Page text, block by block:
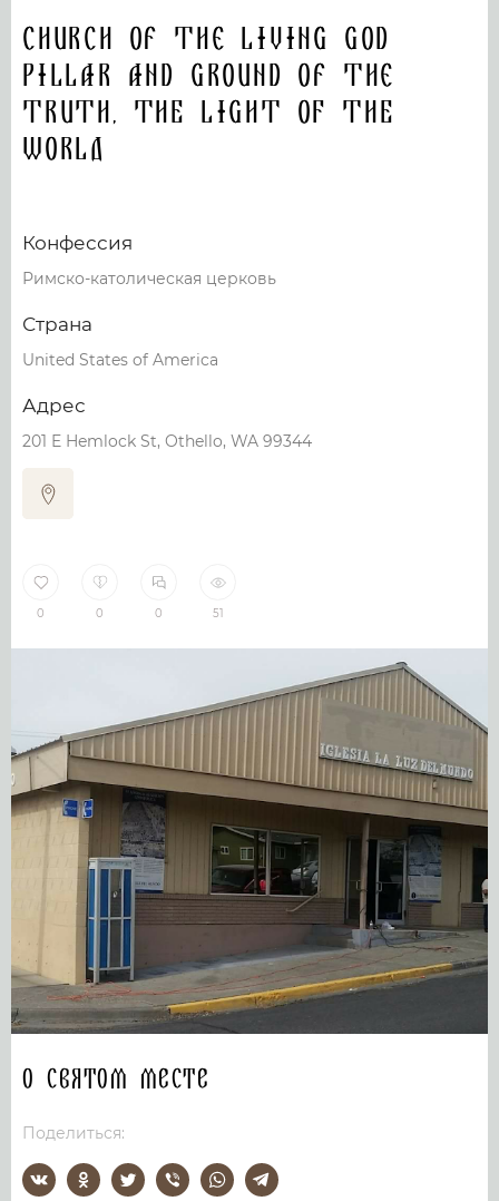
Church Of The Living God
Pillar And Ground Of The
Truth, THE LIGHT OF THE
WORLD
Конфессия
Римско-католическая церковь
Страна
United States of America
Адрес
201 E Hemlock St, Othello, WA 99344
0 0 0 51
О святом месте
Поделиться: